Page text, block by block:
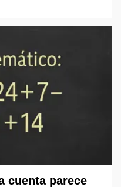
cuenta parece